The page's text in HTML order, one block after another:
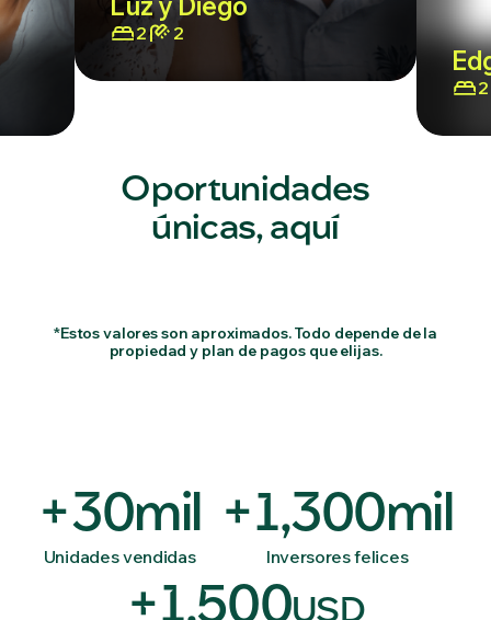
2 2
2
Oportunidades
únicas, aquí
*Estos valores son aproximados. Todo depende de la
propiedad y plan de pagos que elijas.
mil
Unidades vendidas
mil
Inversores felices
USD